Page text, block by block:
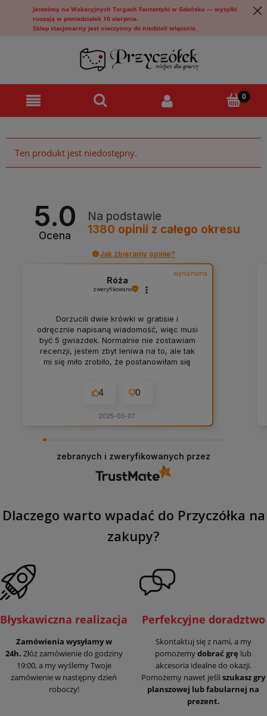
Jesteśmy na Wakacyjnych Targach Fantastyki w Gdańsku — wysyłki
ruszają w poniedziałek 10 sierpnia.
Sklep stacjonarny jest nieczynny do niedzieli włącznie.
Ten produkt jest niedostępny.
5.0
Ocena
Na podstawie
1380 opinii z całego okresu
Jak zbieramy opinie?
wyróżniona
Róża
zweryfikowano
Dorzucili dwie krówki w gratisie i
odręcznie napisaną wiadomość, więc musi
być 5 gwiazdek. Normalnie nie zostawiam
recenzji, jestem zbyt leniwa na to, ale tak
mi się miło zrobiło, że postanowiłam się
4 0
2025-03-07
zebranych i zweryfikowanych przez
Dlaczego warto wpadać do Przyczółka na
zakupy?
Błyskawiczna realizacja
Zamówienia wysyłamy w
24h. Złóż zamówienie do godziny
19:00, a my wyślemy Twoje
zamówienie w następny dzień
roboczy!
Perfekcyjne doradztwo
Skontaktuj się z nami, a my
pomożemydobrać grę lub
akcesoria idealne do okazji.
Pomożemy nawet jeśli szukasz gry
planszowej lub fabularnej na
prezent.